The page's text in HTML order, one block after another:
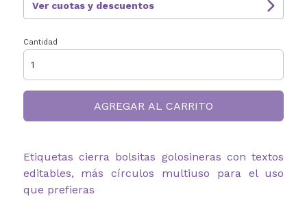
Ver cuotas y descuentos
Cantidad
AGREGAR AL CARRITO
Etiquetas cierra bolsitas golosineras con textos
editables, más círculos multiuso para el uso
que prefieras